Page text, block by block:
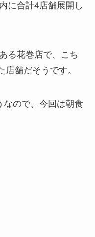
に合計4店舗展開し
る花巻店で、こち
店舗だそうです。
なので、今回は朝食